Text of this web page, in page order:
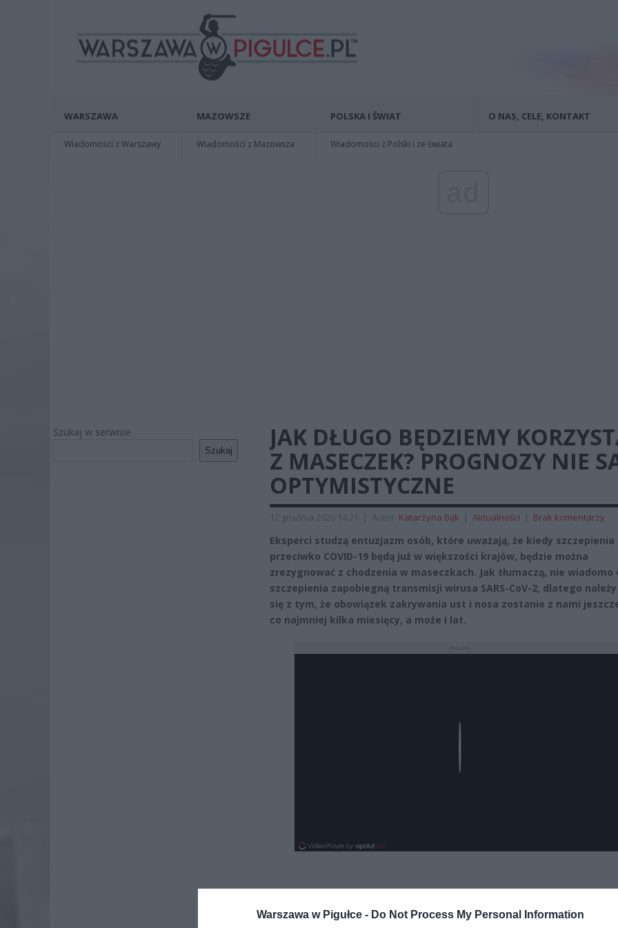
Warszawa w Pigułce - Do Not Process My Personal Information
WARSZAWA
Wiadomości z Warszawy
MAZOWSZE
Wiadomości z Mazowsza
POLSKA I ŚWIAT
Wiadomości z Polski i ze świata
O NAS, CELE, KONTAKT
Szukaj w serwisie
Szukaj
JAK DŁUGO BĘDZIEMY
Z MASECZEK? PROGNOZY NIE
OPTYMISTYCZNE
12 grudnia 2020 14:21 | Autor: Katarzyna Bąk | Aktualności | Brak komentarzy
Eksperci studzą entuzjazm osób, które uważają, że kiedy szczepienia
przeciwko COVID-19 będą już w większości krajów, będzie można
zrezygnować z chodzenia w maseczkach. Jak tłumaczą, nie wiadomo
szczepienia zapobiegną transmisji wirusa SARS-CoV-2, dlatego
się z tym, że obowiązek zakrywania ust i nosa zostanie z nami
co najmniej kilka miesięcy, a może i lat.
Dodaj nas do preferowanych źródeł w Google